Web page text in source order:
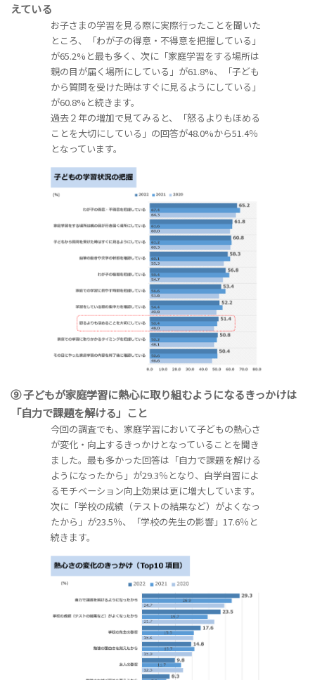
えている
お子さまの学習を見る際に実際行ったことを聞いた
ところ、「わが子の得意・不得意を把握している」
が65.2%と最も多く、次に「家庭学習をする場所は
親の目が届く場所にしている」が61.8%、「子ども
から質問を受けた時はすぐに見るようにしている」
が60.8%と続きます。
過去２年の増加で見てみると、「怒るよりもほめる
ことを大切にしている」の回答が48.0%から51.4％
となっています。
⑨ 子どもが家庭学習に熱心に取り組むようになるきっかけは
「自力で課題を解ける」こと
今回の調査でも、家庭学習において子どもの熱心さ
が変化・向上するきっかけとなっていることを聞き
ました。最も多かった回答は「自力で課題を解ける
ようになったから」が29.3％となり、自学自習によ
るモチベーション向上効果は更に増大しています。
次に「学校の成績（テストの結果など）がよくなっ
たから」が23.5％、「学校の先生の影響」17.6％と
続きます。